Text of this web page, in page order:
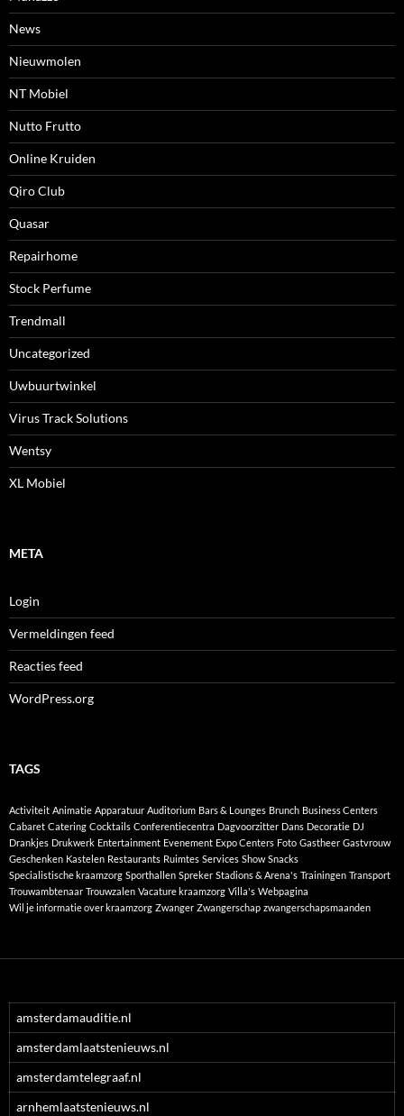
News
Nieuwmolen
NT Mobiel
Nutto Frutto
Online Kruiden
Qiro Club
Quasar
Repairhome
Stock Perfume
Trendmall
Uncategorized
Uwbuurtwinkel
Virus Track Solutions
Wentsy
XL Mobiel
META
Login
Vermeldingen feed
Reacties feed
WordPress.org
TAGS
Activiteit Animatie Apparatuur Auditorium Bars & Lounges Brunch Business Centers
Cabaret Catering Cocktails Conferentiecentra Dagvoorzitter Dans Decoratie DJ
Drankjes Drukwerk Entertainment Evenement Expo Centers Foto Gastheer Gastvrouw
Geschenken Kastelen Restaurants Ruimtes Services Show Snacks
Specialistische kraamzorg Sporthallen Spreker Stadions & Arena's Trainingen Transport
Trouwambtenaar Trouwzalen Vacature kraamzorg Villa's Webpagina
Wil je informatie over kraamzorg Zwanger Zwangerschap zwangerschapsmaanden
amsterdamauditie.nl
amsterdamlaatstenieuws.nl
amsterdamtelegraaf.nl
arnhemlaatstenieuws.nl